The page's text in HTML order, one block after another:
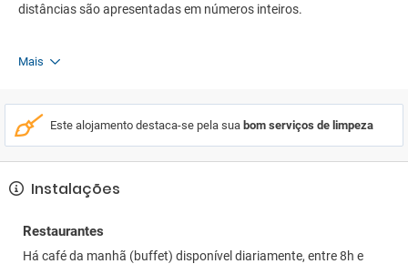
distâncias são apresentadas em números inteiros.
Mais
Este alojamento destaca-se pela sua bom serviços de limpeza
Instalações
Restaurantes
Há café da manhã (buffet) disponível diariamente, entre 8h e